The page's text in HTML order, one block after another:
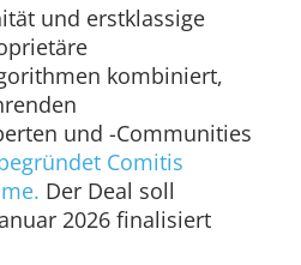
und erstklassige
kombiniert,
und -Communities
Comitis
Der Deal soll
2026 finalisiert